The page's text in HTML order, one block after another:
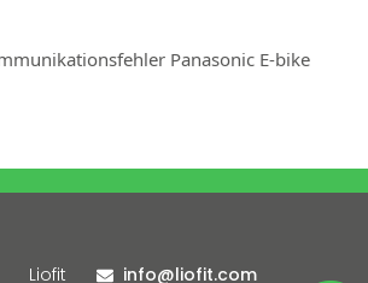
Panasonic E-bike
Liofit
info@liofit.com